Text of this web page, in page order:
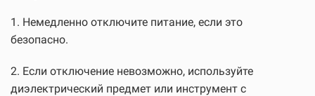
1. Немедленно отключите питание, если это
безопасно.
2. Если отключение невозможно, используйте
диэлектрический предмет или инструмент с